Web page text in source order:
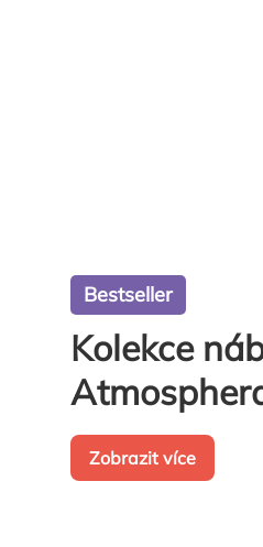
Bestseller
Kolekce
Zobrazit více